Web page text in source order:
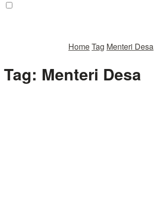
HomeTag Menteri Desa
Tag: Menteri Desa